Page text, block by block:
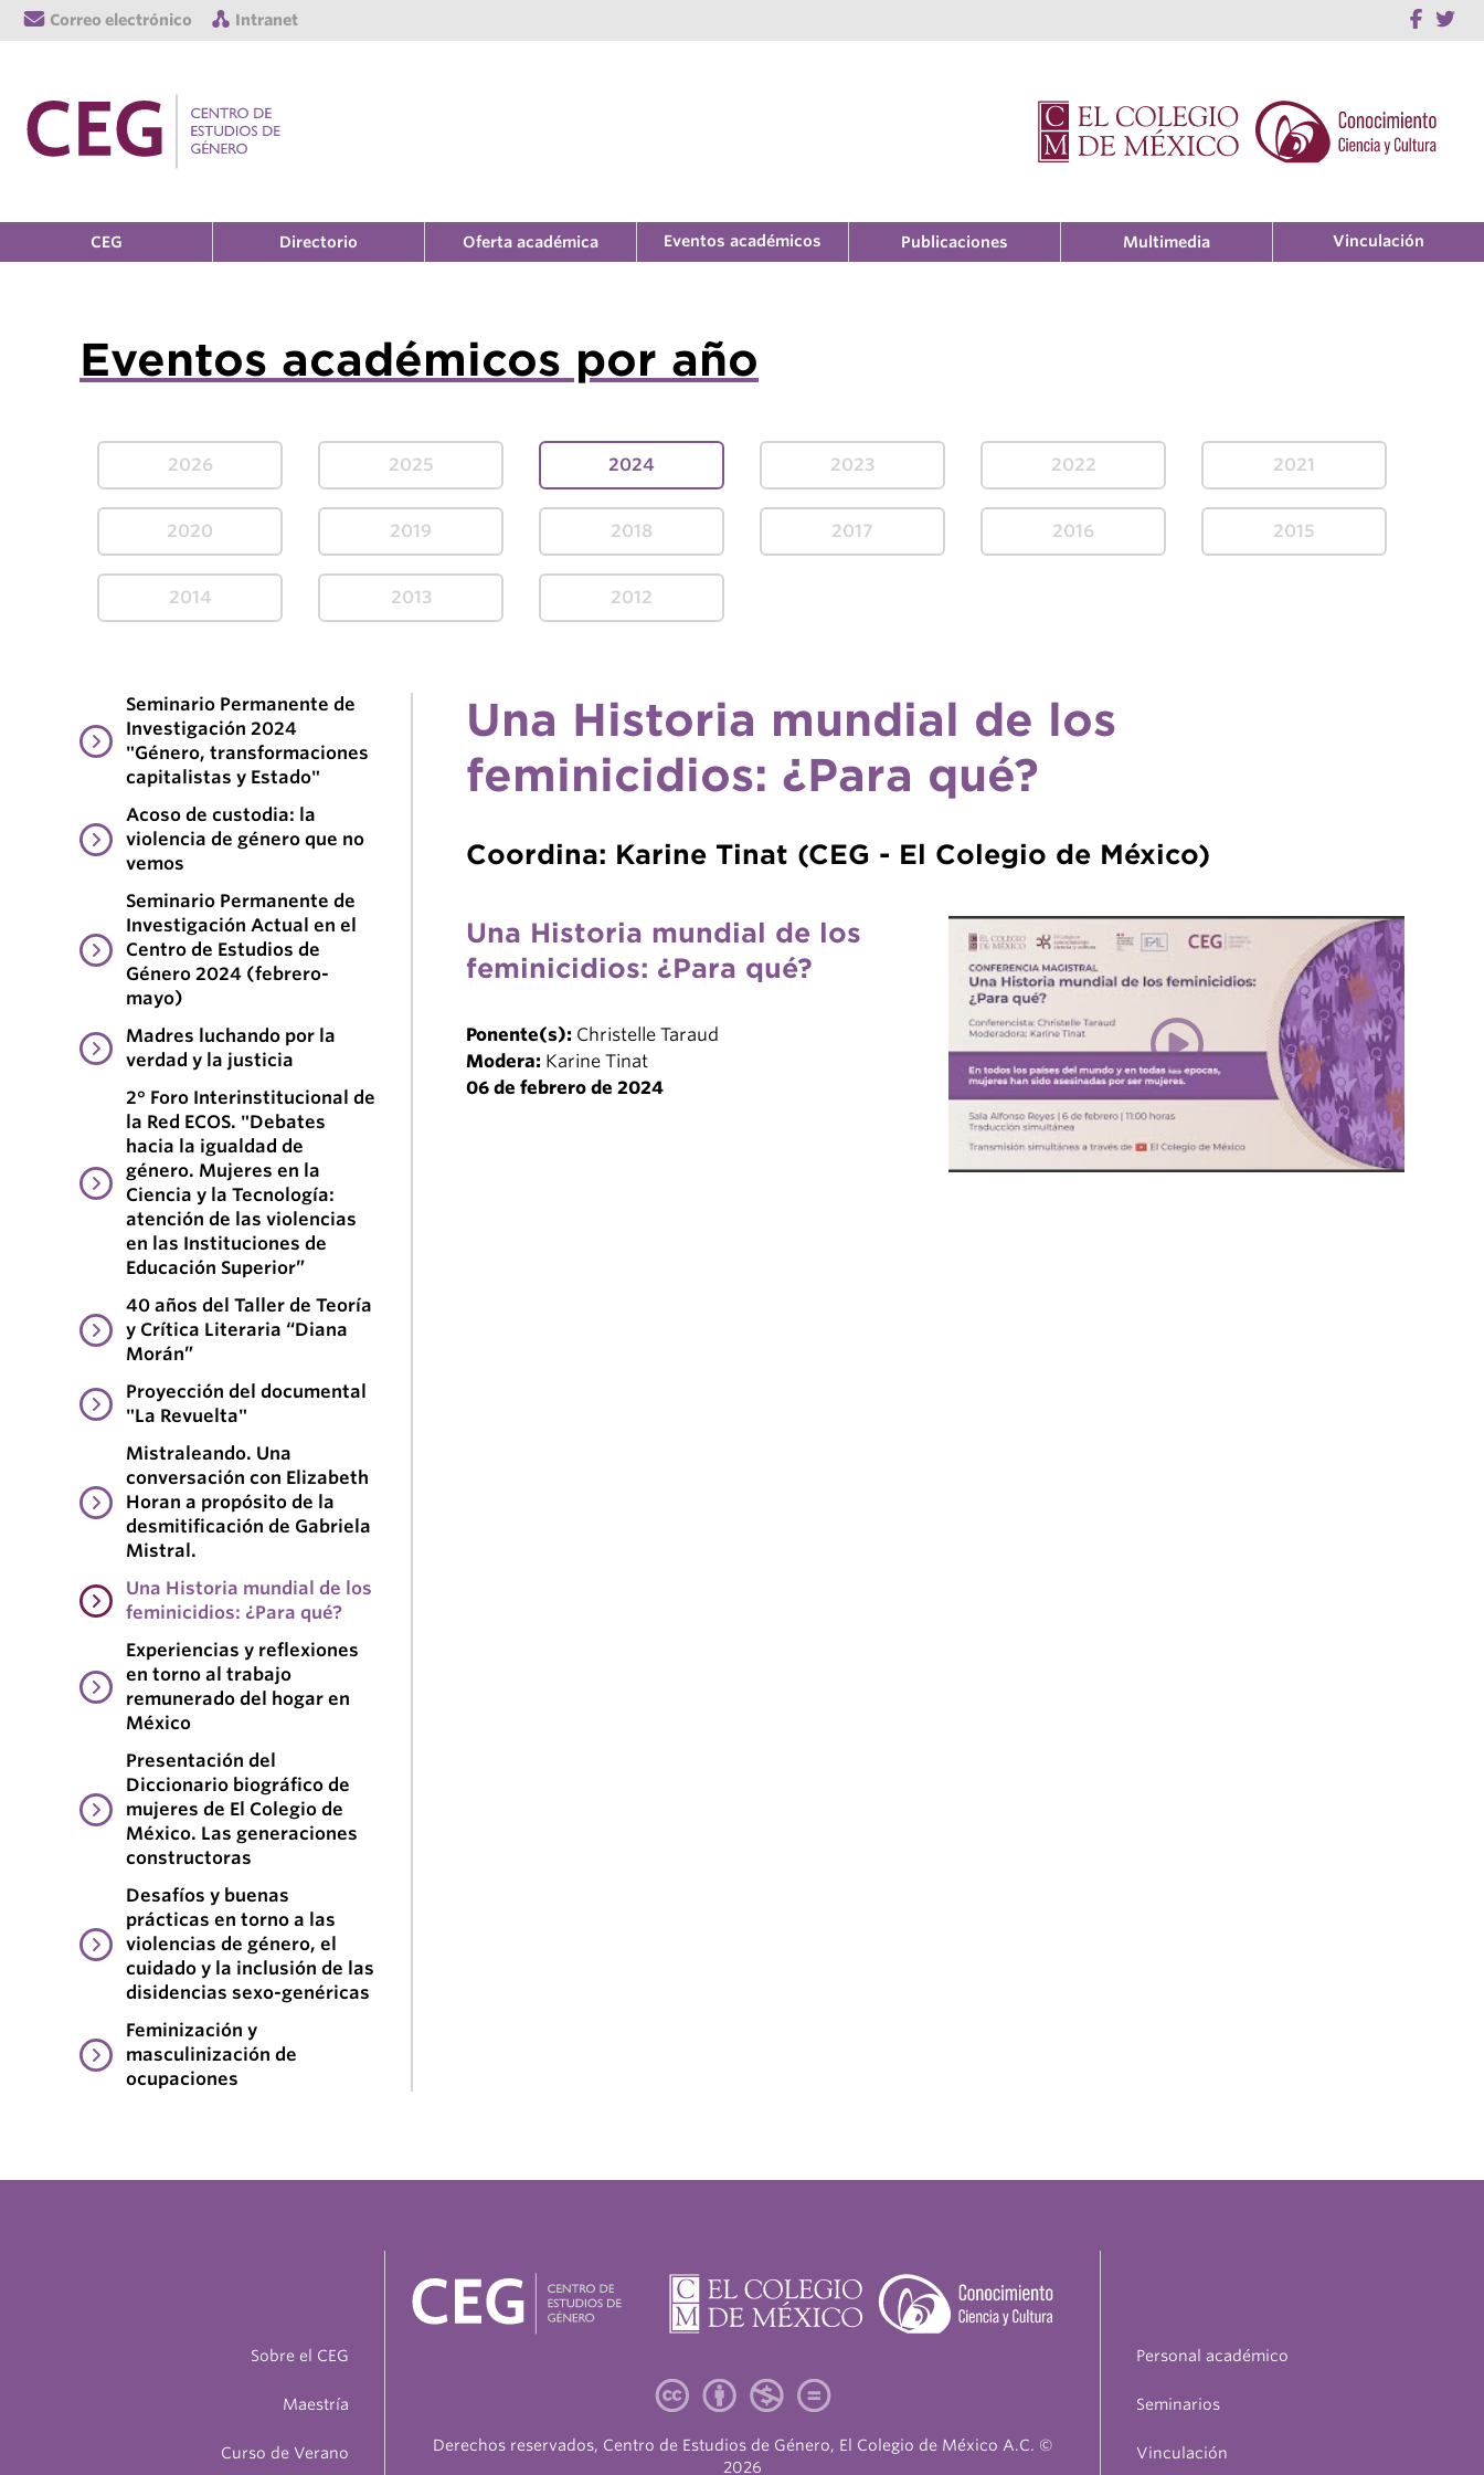
Correo electrónico Intranet
CEG Directorio Oferta académica Eventos académicos Publicaciones Multimedia Vinculación
Eventos académicos por año
2026 2025 2024 2023 2022 2021
2020 2019 2018 2017 2016 2015
2014 2013 2012
Seminario Permanente de
Investigación 2024
"Género, transformaciones
capitalistas y Estado"
Acoso de custodia: la
violencia de género que no
vemos
Seminario Permanente de
Investigación Actual en el
Centro de Estudios de
Género 2024 (febrero-
mayo)
Madres luchando por la
verdad y la justicia
2° Foro Interinstitucional de
la Red ECOS. "Debates
hacia la igualdad de
género. Mujeres en la
Ciencia y la Tecnología:
atención de las violencias
en las Instituciones de
Educación Superior”
40 años del Taller de Teoría
y Crítica Literaria “Diana
Morán”
Proyección del documental
"La Revuelta"
Mistraleando. Una
conversación con Elizabeth
Horan a propósito de la
desmitificación de Gabriela
Mistral.
Una Historia mundial de los
feminicidios: ¿Para qué?
Experiencias y reflexiones
en torno al trabajo
remunerado del hogar en
México
Presentación del
Diccionario biográfico de
mujeres de El Colegio de
México. Las generaciones
constructoras
Desafíos y buenas
prácticas en torno a las
violencias de género, el
cuidado y la inclusión de las
disidencias sexo-genéricas
Feminización y
masculinización de
ocupaciones
Una Historia mundial de los
feminicidios: ¿Para qué?
Coordina: Karine Tinat (CEG - El Colegio de México)
Una Historia mundial de los
feminicidios: ¿Para qué?
Ponente(s): Christelle Taraud
Modera: Karine Tinat
06 de febrero de 2024
Sobre el CEG
Maestría
Curso de Verano
Derechos reservados, Centro de Estudios de Género, El Colegio de México A.C. ©
2026
Personal académico
Seminarios
Vinculación